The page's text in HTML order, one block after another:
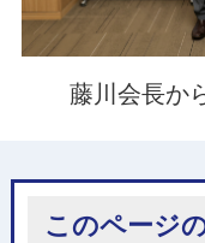
藤川会長から
このページ